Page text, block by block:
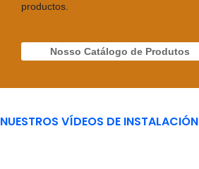
productos.
Nosso Catálogo de Produtos
NUESTROS VÍDEOS DE INSTALACIÓN